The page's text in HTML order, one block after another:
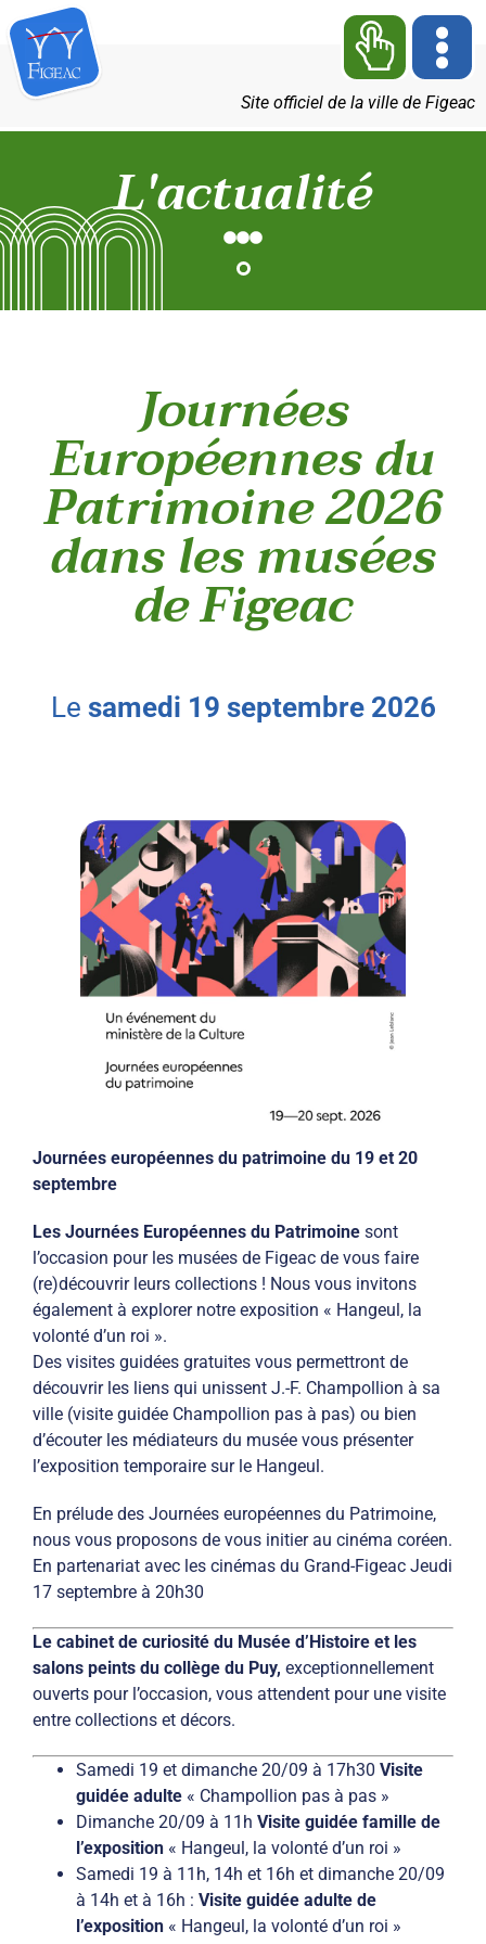
Site officiel de la ville de Figeac
L'actualité
Journées
Européennes du
Patrimoine 2026
dans les musées
de Figeac
le samedi 19 septembre 2026
Journées européennes du patrimoine du 19 et 20
septembre
Les Journées Européennes du Patrimoine sont
l’occasion pour les musées de Figeac de vous faire
(re)découvrir leurs collections ! Nous vous invitons
également à explorer notre exposition « Hangeul, la
volonté d’un roi ».
Des visites guidées gratuites vous permettront de
découvrir les liens qui unissent J.-F. Champollion à sa
ville (visite guidée Champollion pas à pas) ou bien
d’écouter les médiateurs du musée vous présenter
l’exposition temporaire sur le Hangeul.
En prélude des Journées européennes du Patrimoine,
nous vous proposons de vous initier au cinéma coréen.
En partenariat avec les cinémas du Grand-Figeac Jeudi
17 septembre à 20h30
Le cabinet de curiosité du Musée d’Histoire et les
salons peints du collège du Puy, exceptionnellement
ouverts pour l’occasion, vous attendent pour une visite
entre collections et décors.
Samedi 19 et dimanche 20/09 à 17h30 Visite
guidée adulte « Champollion pas à pas »
Dimanche 20/09 à 11h Visite guidée famille de
l’exposition « Hangeul, la volonté d’un roi »
Samedi 19 à 11h, 14h et 16h et dimanche 20/09
à 14h et à 16h : Visite guidée adulte de
l’exposition « Hangeul, la volonté d’un roi »